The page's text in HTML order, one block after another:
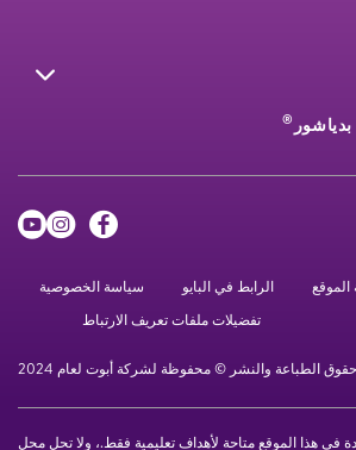
®
الرابط في البايو
سياسة الخصوصية
تفضيلات ملفات تعريف الارتباط
والنشر © محفوظة لشركة أبوت لعام 2024
الموقع متاحة لأهداف تعليمية فقط.، ولا تحل محل